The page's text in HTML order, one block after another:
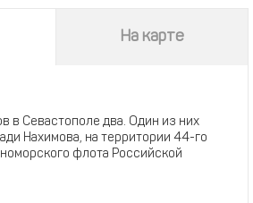
На карте
в Севастополе два. Один из них
Нахимова, на территории 44-го
флота Российской